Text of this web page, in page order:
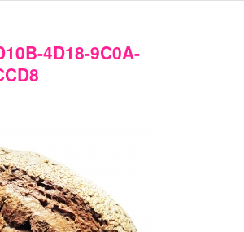
4D18-9C0A-